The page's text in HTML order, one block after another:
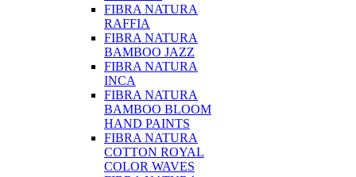
FIBRA NATURA
RAFFIA
FIBRA NATURA
BAMBOO JAZZ
FIBRA NATURA
INCA
FIBRA NATURA
BAMBOO BLOOM
HAND PAINTS
FIBRA NATURA
COTTON ROYAL
COLOR WAVES